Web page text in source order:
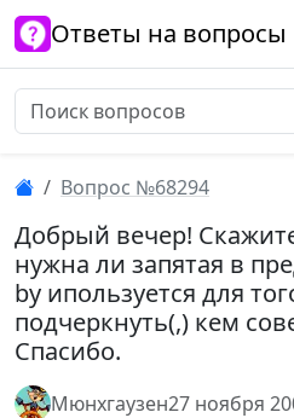
Ответы на вопросы
Вопрос №68294
Добрый вечер!
нужна ли запятая в
by ипользуется для
подчеркнуть(,) кем
Спасибо.
Мюнхгаузен27 ноября